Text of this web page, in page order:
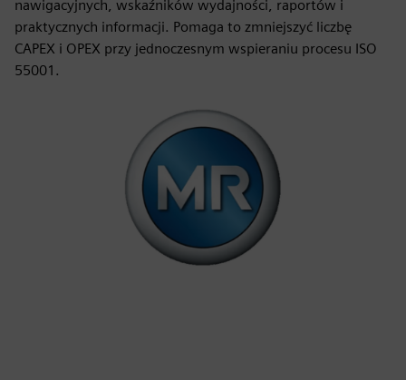
nawigacyjnych, wskaźników wydajności, raportów i
praktycznych informacji. Pomaga to zmniejszyć liczbę
CAPEX i OPEX przy jednoczesnym wspieraniu procesu ISO
55001.